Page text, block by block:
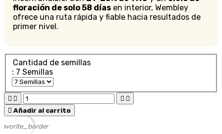
floración de solo 58 días en interior, Wembley
ofrece una ruta rápida y fiable hacia resultados de
primer nivel.
Cantidad de semillas
: 7 Semillas
   
 Añadir al carrito
favorite_border